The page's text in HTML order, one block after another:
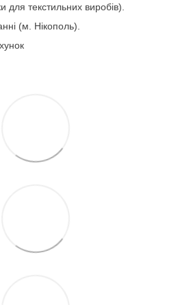
текстильних виробів).
(м. Нікополь).